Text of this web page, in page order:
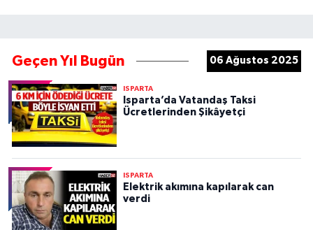
Geçen Yıl Bugün 06 Ağustos 2025
ISPARTA
Isparta’da Vatandaş Taksi
Ücretlerinden Şikâyetçi
ISPARTA
Elektrik akımına kapılarak can
verdi